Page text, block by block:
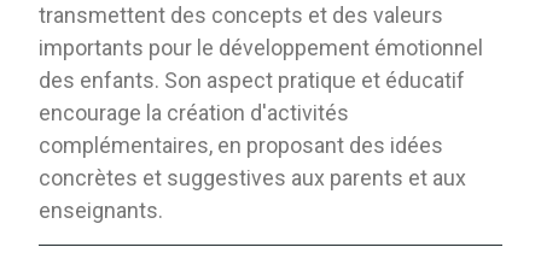
transmettent des concepts et des valeurs
importants pour le développement émotionnel
des enfants. Son aspect pratique et éducatif
encourage la création d'activités
complémentaires, en proposant des idées
concrètes et suggestives aux parents et aux
enseignants.